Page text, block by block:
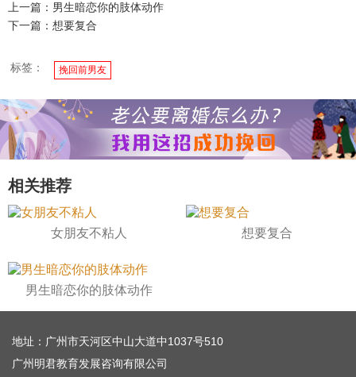
上一篇：男生暗恋你的肢体动作
下一篇：想要复合
标签： 挽回前男友
相关推荐
女朋友不粘人 想要复合
男生暗恋你的肢体动作
地址：广州市天河区中山大道中1037号510
广州明君教育发展咨询有限公司